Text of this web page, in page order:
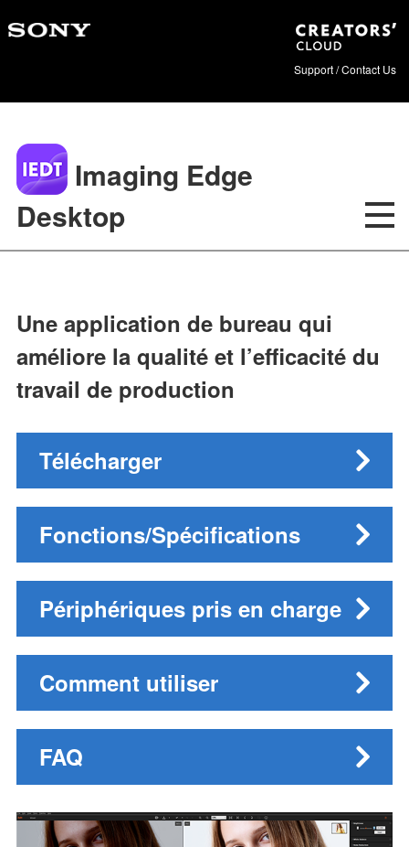
Support / Contact Us
Imaging Edge
Desktop
Une application de bureau qui
améliore la qualité et l’efficacité du
travail de production
Télécharger
Fonctions/Spécifications
Périphériques pris en charge
Comment utiliser
FAQ